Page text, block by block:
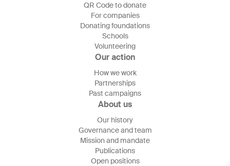
QR Code to donate
For companies
Donating foundations
Schools
Volunteering
Our action
How we work
Partnerships
Past campaigns
About us
Our history
Governance and team
Mission and mandate
Publications
Open positions